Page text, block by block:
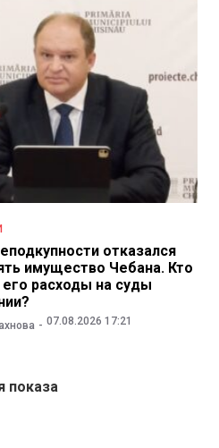
отказался
имущество Чебана. Кто
расходы на суды
07.08.2026 17:21
показа